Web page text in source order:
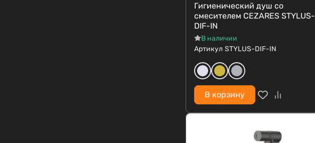
Гигиенический душ со
смесителем CEZARES STYLUS-
DIF-IN
В наличии
Артикул STYLUS-DIF-IN
В корзину